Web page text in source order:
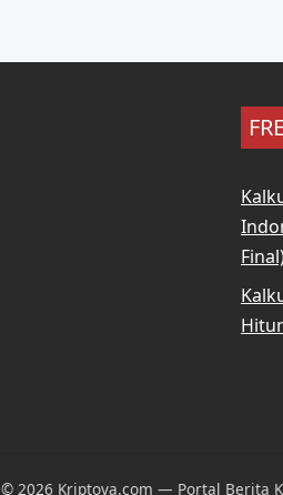
© 2026 Kriptova.com — Portal Berita